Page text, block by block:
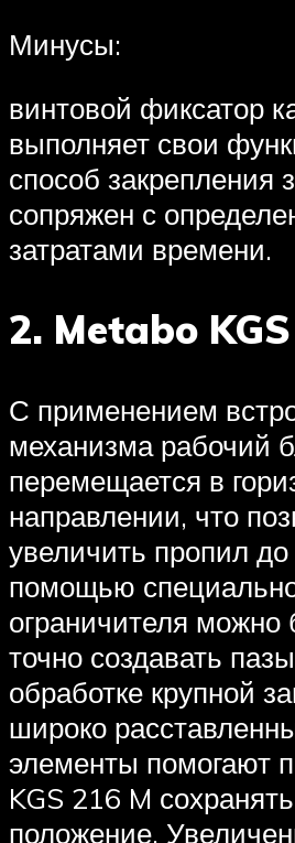
Минусы:
винтовой фиксатор
выполняет свои
способ закрепления
сопряжен с
затратами времени.
2. Metabo
С применением
механизма рабочий
перемещается в
направлении, что
увеличить пропил
помощью
ограничителя можно
точно создавать
обработке крупной
широко
элементы помогают
KGS 216 M
положение.